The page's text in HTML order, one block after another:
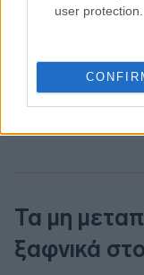
user protection.
Τα μη
ξαφνικά